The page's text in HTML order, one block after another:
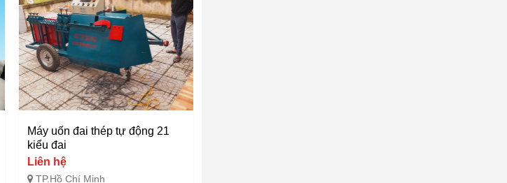
Máy uốn đai thép tự động 21
kiểu đai
Liên hệ
TP.Hồ Chí Minh